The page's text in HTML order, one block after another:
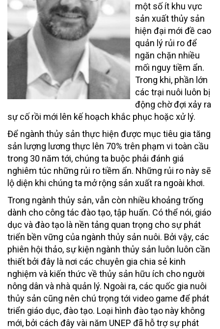
một số ít khu vực
sản xuất thủy sản
hiện đại mới đề cao
quản lý rủi ro để
ngăn chặn nhiều
mối nguy tiềm ẩn.
Trong khi, phần lớn
các trại nuôi luôn bị
động chờ đợi xảy ra
sự cố rồi mới lên kế hoạch khắc phục hoặc xử lý.
Để ngành thủy sản thực hiện được mục tiêu gia tăng
sản lượng lương thực lên 70% trên phạm vi toàn cầu
trong 30 năm tới, chúng ta buộc phải đánh giá
nghiêm túc những rủi ro tiềm ẩn. Những rủi ro này sẽ
lộ diện khi chúng ta mở rộng sản xuất ra ngoài khơi.
Trong ngành thủy sản, vẫn còn nhiều khoảng trống
dành cho công tác đào tạo, tập huấn. Có thể nói, giáo
dục và đào tạo là nền tảng quan trọng cho sự phát
triển bền vững của ngành thủy sản nuôi. Bởi vậy, các
phiên hội thảo, sự kiện ngành thủy sản luôn luôn cần
thiết bởi đây là nơi các chuyên gia chia sẻ kinh
nghiệm và kiến thức về thủy sản hữu ích cho người
nông dân và nhà quản lý. Ngoài ra, các quốc gia nuôi
thủy sản cũng nên chú trọng tới video game để phát
triển giáo dục, đào tạo. Loại hình đào tạo này không
mới, bởi cách đây vài năm UNEP đã hỗ trợ sự phát